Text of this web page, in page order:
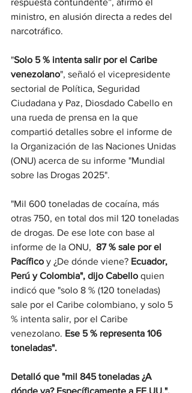
respuesta contundente”, afirmó el
ministro, en alusión directa a redes del
narcotráfico.
"Solo 5 % intenta salir por el Caribe
venezolano", señaló el vicepresidente
sectorial de Política, Seguridad
Ciudadana y Paz, Diosdado Cabello en
una rueda de prensa en la que
compartió detalles sobre el informe de
la Organización de las Naciones Unidas
(ONU) acerca de su informe "Mundial
sobre las Drogas 2025".
"Mil 600 toneladas de cocaína, más
otras 750, en total dos mil 120 toneladas
de drogas. De ese lote con base al
informe de la ONU, 87 % sale por el
Pacífico y ¿De dónde viene? Ecuador,
Perú y Colombia", dijo Cabello quien
indicó que "solo 8 % (120 toneladas)
sale por el Caribe colombiano, y solo 5
% intenta salir, por el Caribe
venezolano. Ese 5 % representa 106
toneladas".
Detalló que "mil 845 toneladas ¿A